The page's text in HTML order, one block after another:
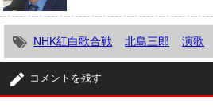
NHK紅白歌合戦 北島三郎 演歌
コメントを残す